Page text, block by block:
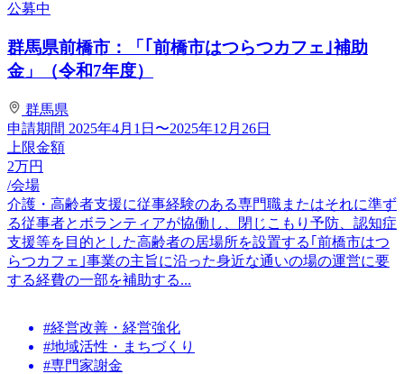
公募中
群馬県前橋市：「｢前橋市はつらつカフェ｣補助
金」（令和7年度）
群馬県
申請期間 2025年4月1日〜2025年12月26日
上限金額
2万円
/会場
介護・高齢者支援に従事経験のある専門職またはそれに準ず
る従事者とボランティアが協働し、閉じこもり予防、認知症
支援等を目的とした高齢者の居場所を設置する｢前橋市はつ
らつカフェ｣事業の主旨に沿った身近な通いの場の運営に要
する経費の一部を補助する...
#経営改善・経営強化
#地域活性・まちづくり
#専門家謝金